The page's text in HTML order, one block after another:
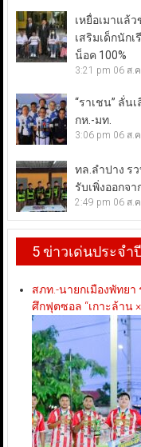
เหยื่อเมาแล้
เสริมเด็กนัก
น็อค 100%
3:21 pm 06 ส.
“ราเชน” ลั่น
กห.-มท.
3:06 pm 06 ส.
ทล.ลำปาง ร
รับเพิ่งออกจ
2:49 pm 06 ส.
5 ข่าวเด่นประจำ
สภท.-นายกเมืองพัทย
ศึกฟุตซอล “เกาะล้าน